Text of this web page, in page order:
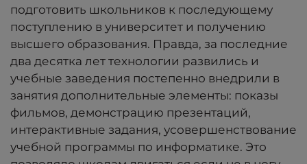
подготовить школьников к последующему
поступлению в университет и получению
высшего образования. Правда, за последние
два десятка лет технологии развились и
учебные заведения постепенно внедрили в
занятия дополнительные элементы: показы
фильмов, демонстрацию презентаций,
интерактивные задания, усовершенствование
учебной программы по информатике. Это